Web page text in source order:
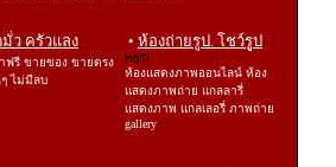
ว ครัวแลง
ฟรี ขายของ ขายตรง
ไม่มีลบ
• ห้องถ่ายรูป. โชว์รูป
ห้องแสดงภาพออนไลน์ ห้อง
แสดงภาพถ่าย แกลลารี่
แสดงภาพ แกลเลอรี่ ภาพถ่าย
gallery